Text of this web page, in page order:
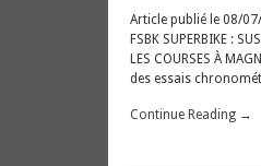
MRS
YAMAHA
Article publié le 08/
FSBK SUPERBIKE :
LES COURSES À
des essais
Continue Reading →